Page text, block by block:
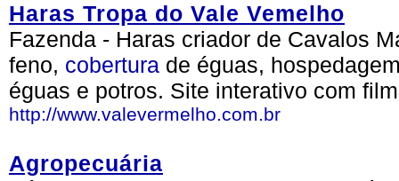
Haras Tropa do Vale Vemelho
Fazenda - Haras criador de Cavalos
feno, cobertura de éguas,
éguas e potros. Site interativo com
http://www.valevermelho.com.br
Agropecuária